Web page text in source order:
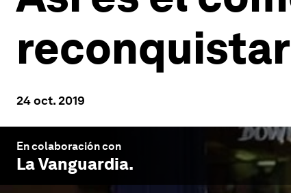
24 oct. 2019
En colaboración con
La Vanguardia.